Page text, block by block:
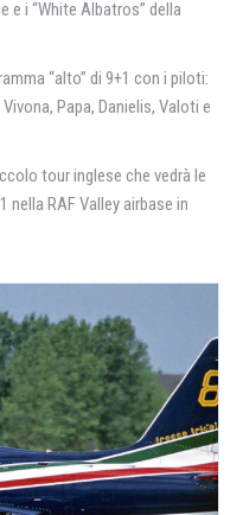
e i “White Albatros” della
“alto” di 9+1 con i piloti:
Papa, Danielis, Valoti e
tour inglese che vedrà le
nella RAF Valley airbase in